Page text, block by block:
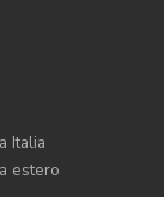
Italia
estero